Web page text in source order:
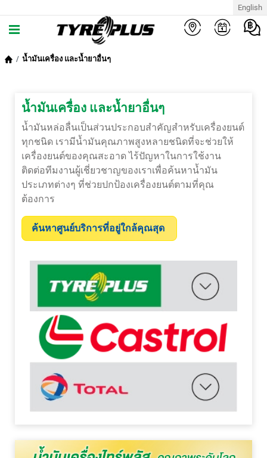
English
น้ำมันเครื่อง และน้ำยาอื่นๆ
น้ำมันเครื่อง และน้ำยาอื่นๆ
น้ำมันหล่อลื่นเป็นส่วนประกอบสำคัญสำหรับเครื่องยนต์
ทุกชนิด เรามีน้ำมันคุณภาพสูงหลายชนิดที่จะช่วยให้
เครื่องยนต์ของคุณสะอาด ไร้ปัญหาในการใช้งาน
ติดต่อทีมงานผู้เชี่ยวชาญของเราเพื่อค้นหาน้ำมัน
ประเภทต่างๆ ที่ช่วยปกป้องเครื่องยนต์ตามที่คุณ
ต้องการ
ค้นหาศูนย์บริการที่อยู่ใกล้คุณสุด